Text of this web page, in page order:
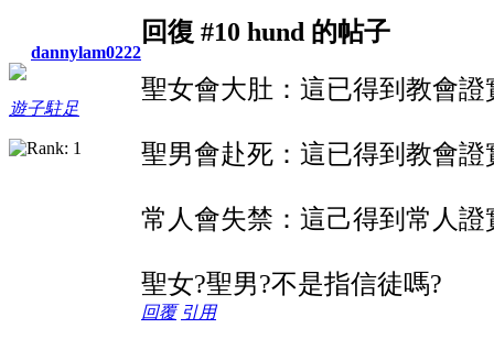
dannylam0222
遊子駐足
回復 #10 hund 的帖子
聖女會大肚：這已得到教會證
聖男會赴死：這已得到教會證
常人會失禁：這己得到常人證
聖女?聖男?不是指信徒嗎?
回覆 引用